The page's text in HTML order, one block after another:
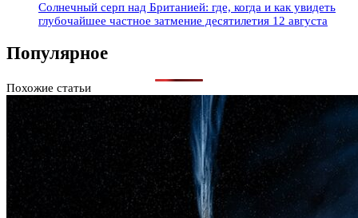
Солнечный серп над Британией: где, когда и как увидеть
глубочайшее частное затмение десятилетия 12 августа
Популярное
Похожие статьи